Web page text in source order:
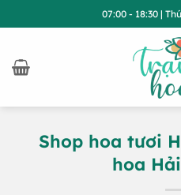
qua
dung
07:00 - 18:30 |
Shop hoa tươi
hoa